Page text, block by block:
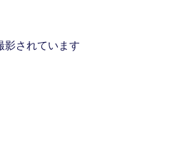
影されています